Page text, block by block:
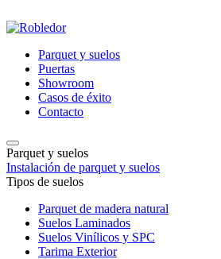
Parquet y suelos
Puertas
Showroom
Casos de éxito
Contacto
Parquet y suelos
Instalación de parquet y suelos
Tipos de suelos
Parquet de madera natural
Suelos Laminados
Suelos Vinílicos y SPC
Tarima Exterior